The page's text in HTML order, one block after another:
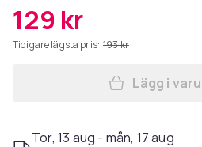
129 kr
Tidigare lägsta pris: 193 kr
Lägg i
Tor, 13 aug - mån, 17 aug